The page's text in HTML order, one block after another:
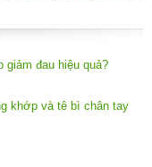
giảm đau hiệu quả?
khớp và tê bì chân tay